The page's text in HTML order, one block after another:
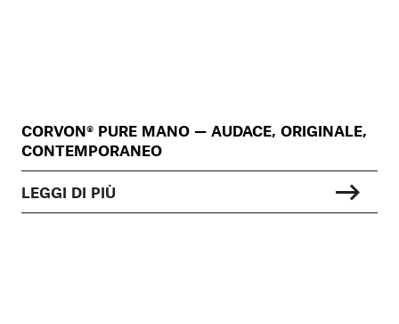
CORVON® PURE MANO — AUDACE, ORIGINALE,
CONTEMPORANEO
LEGGI DI PIÙ